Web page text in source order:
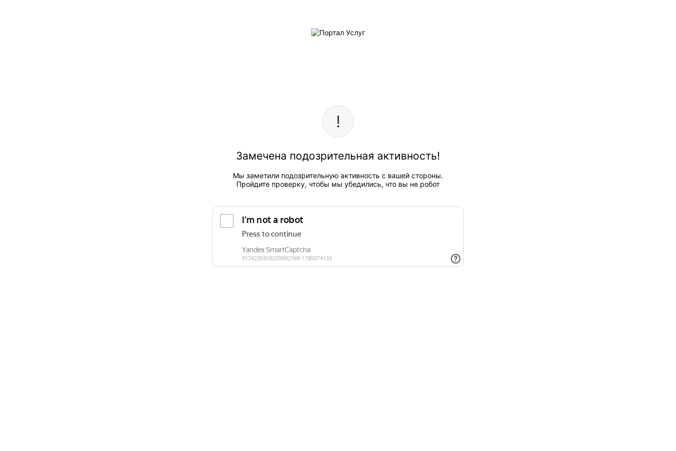
Замечена подозрительная активность!
Мы заметили подозрительную активность с вашей стороны.
Пройдите проверку, чтобы мы убедились, что вы не робот